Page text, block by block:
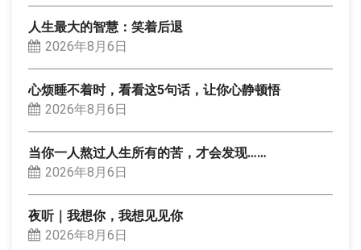
人生最大的智慧：笑着后退
2026年8月6日
心烦睡不着时，看看这5句话，让你心静顿悟
2026年8月6日
当你一人熬过人生所有的苦，才会发现……
2026年8月6日
夜听｜我想你，我想见见你
2026年8月6日